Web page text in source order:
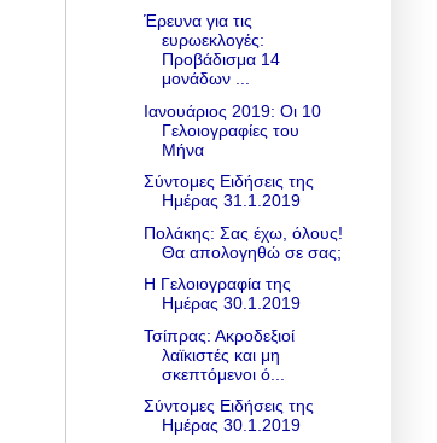
Έρευνα για τις
ευρωεκλογές:
Προβάδισμα 14
μονάδων ...
Ιανουάριος 2019: Οι 10
Γελοιογραφίες του
Μήνα
Σύντομες Ειδήσεις της
Ημέρας 31.1.2019
Πολάκης: Σας έχω, όλους!
Θα απολογηθώ σε σας;
Η Γελοιογραφία της
Ημέρας 30.1.2019
Τσίπρας: Ακροδεξιοί
λαϊκιστές και μη
σκεπτόμενοι ό...
Σύντομες Ειδήσεις της
Ημέρας 30.1.2019